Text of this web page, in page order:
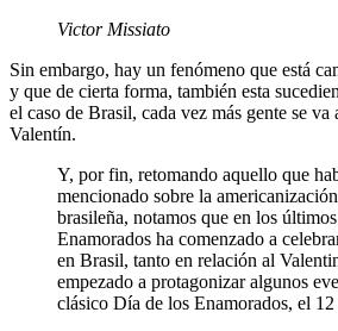
Victor Missiato
Sin embargo, hay un fenómeno que está
y que de cierta forma, también esta
el caso de Brasil, cada vez más gente se
Valentín.
Y, por fin, retomando aquello que
mencionado sobre la
brasileña, notamos que en los
Enamorados ha comenzado a
en Brasil, tanto en relación al
empezado a protagonizar algunos
clásico Día de los Enamorados, el